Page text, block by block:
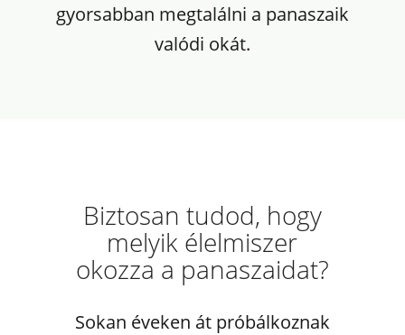
gyorsabban megtalálni a panaszaik
valódi okát.
Biztosan tudod, hogy
melyik élelmiszer
okozza a panaszaidat?
Sokan éveken át próbálkoznak